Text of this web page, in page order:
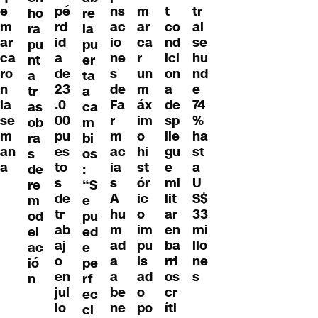
e
m
ar
ca
ro
n
la
se
m
an
a
ho
ra
pu
nt
a
tr
as
ob
ra
s
de
re
m
od
el
ac
ió
n
pé
rd
id
a
de
23
.0
00
pu
es
to
s
de
tr
ab
aj
o
en
jul
io
re
la
pu
er
ta
a
ca
m
bi
os
:
“S
e
pu
ed
e
pe
rf
ec
ci
ns
ac
io
ne
s
de
Fa
r
m
ac
ia
s
A
hu
m
ad
a
a
be
ne
m
ar
ca
r
un
m
áx
im
o
hi
st
ór
ic
o
im
pu
ls
ad
o
po
t
co
nd
ici
on
a
de
sp
lie
gu
e
mi
lit
ar
en
ba
rri
os
cr
íti
tr
al
se
hu
nd
e
74
%
ha
st
a
U
S$
33
mi
llo
ne
s